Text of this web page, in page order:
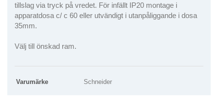
tillslag via tryck på vredet. För infällt IP20 montage i
apparatdosa c/ c 60 eller utvändigt i utanpåliggande i dosa
35mm.
Välj till önskad ram.
Varumärke Schneider